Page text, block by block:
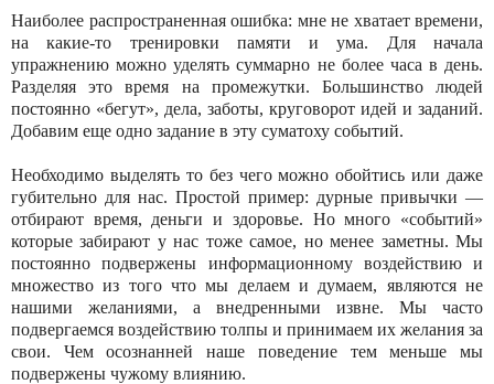
Наиболее распространенная ошибка: мне не хватает времени,
на какие-то тренировки памяти и ума. Для начала
упражнению можно уделять суммарно не более часа в день.
Разделяя это время на промежутки. Большинство людей
постоянно «бегут», дела, заботы, круговорот идей и заданий.
Добавим еще одно задание в эту суматоху событий.
Необходимо выделять то без чего можно обойтись или даже
губительно для нас. Простой пример: дурные привычки —
отбирают время, деньги и здоровье. Но много «событий»
которые забирают у нас тоже самое, но менее заметны. Мы
постоянно подвержены информационному воздействию и
множество из того что мы делаем и думаем, являются не
нашими желаниями, а внедренными извне. Мы часто
подвергаемся воздействию толпы и принимаем их желания за
свои. Чем осознанней наше поведение тем меньше мы
подвержены чужому влиянию.